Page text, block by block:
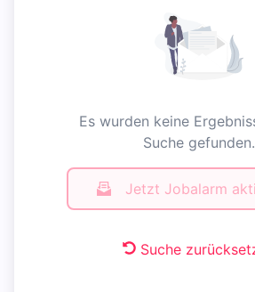
Es wurden keine
Suche gefunden.
Jetzt Jobalarm
Suche